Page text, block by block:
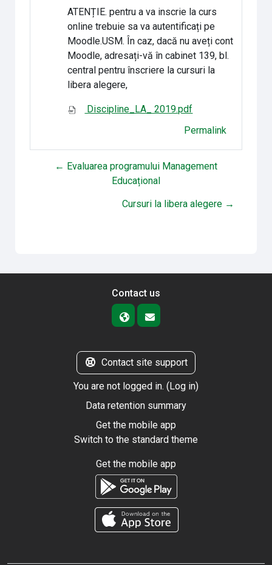
ATENȚIE. pentru a va inscrie la curs
online trebuie sa va autentificați pe
Moodle.USM. În caz, dacă nu aveți cont
Moodle, adresați-vă în cabinet 139, bl.
central pentru înscriere la cursuri la
libera alegere,
Discipline_LA_ 2019.pdf
Permalink
← Evaluarea programului Management
Educațional
Cursuri la libera alegere →
Contact us
Contact site support
You are not logged in. (Log in)
Data retention summary
Get the mobile app
Switch to the standard theme
Get the mobile app